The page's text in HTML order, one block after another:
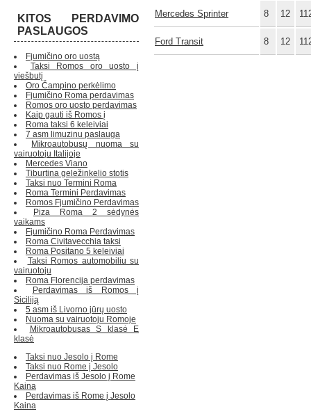
Mercedes Sprinter 8 12
Ford Transit 8 12
KITOS PERDAVIMO
PASLAUGOS
Fjumičino oro uostą
Taksi Romos oro uosto į
viešbutį
Oro Čampino perkėlimo
Fjumičino Roma perdavimas
Romos oro uosto perdavimas
Kaip gauti iš Romos į
Roma taksi 6 keleiviai
7 asm limuzinu paslauga
Mikroautobusų nuoma su
vairuotoju Italijoje
Mercedes Viano
Tiburtina geležinkelio stotis
Taksi nuo Termini Roma
Roma Termini Perdavimas
Romos Fjumičino Perdavimas
Piza Roma 2 sėdynės
vaikams
Fjumičino Roma Perdavimas
Roma Civitavecchia taksi
Roma Positano 5 keleiviai
Taksi Romos automobiliu su
vairuotoju
Roma Florencija perdavimas
Perdavimas iš Romos į
Siciliją
5 asm iš Livorno jūrų uosto
Nuoma su vairuotoju Romoje
Mikroautobusas S klasė E
klasė
Taksi nuo Jesolo į Rome
Taksi nuo Rome į Jesolo
Perdavimas iš Jesolo į Rome
Kaina
Perdavimas iš Rome į Jesolo
Kaina